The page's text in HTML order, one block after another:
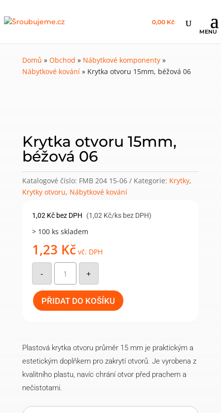
0,00 Kč
Domů » Obchod » Nábytkové komponenty»
Nábytkové kování» Krytka otvoru 15mm, béžová 06
Krytka otvoru 15mm,
béžová 06
Katalogové číslo: FMB 204 15-06 Kategorie: Krytky,
Krytky otvoru, Nábytkové kování
1,02 Kč bez DPH (1,02 Kč/ks bez DPH)
> 100 ks skladem
1,23 Kč vč. DPH
-
Krytka
otvoru
15mm,
béžová
06
množství
+
PŘIDAT DO KOŠÍKU
Plastová krytka otvoru průměr 15 mm je praktickým a
estetickým doplňkem pro zakrytí otvorů. Je vyrobena z
kvalitního plastu, navíc chrání otvor před prachem a
nečistotami.